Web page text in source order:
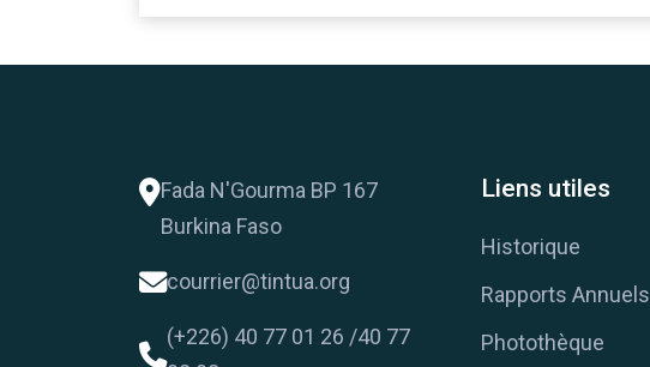
Fada N'Gourma BP 167
Burkina Faso
courrier@tintua.org
(+226) 40 77 01 26 /40 77
Liens utiles
Historique
Rapports Annuels
Photothèque